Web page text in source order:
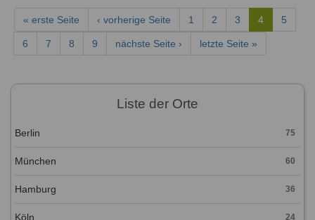
« erste Seite ‹ vorherige Seite 1 2 3 4 5
6 7 8 9 nächste Seite › letzte Seite »
Liste der Orte
Berlin 75
München 60
Hamburg 36
Köln 24